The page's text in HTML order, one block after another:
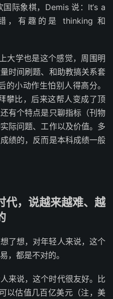
际象棋，Demis 说：It‘s a
，有趣的是 thinking 和
大学也是这个感觉，周围明
时间刷题、和助教搞关系套
小动作生怕别人得高分。
攀比，后来这帮人变成了顶
有个特点是只聊指标（刊物
际问题、工作以及价值。多
绩的，反而是本科成绩一般
代，说越来越难、越
了想，对年轻人来说，这个
，都是不对的。
来说，这个时代很友好。比
以估值几百亿美元（注，美